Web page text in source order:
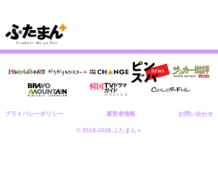
プライバシーポリシー 運営者情報 お問い合わせ
© 2019-2026 ふたまん＋